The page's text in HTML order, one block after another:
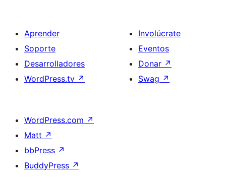
Aprender
Soporte
Desarrolladores
WordPress.tv ↗
Involúcrate
Eventos
Donar ↗
Swag ↗
WordPress.com ↗
Matt ↗
bbPress ↗
BuddyPress ↗